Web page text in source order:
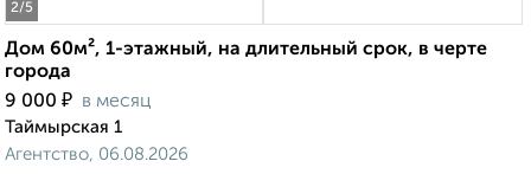
2/5
Дом 60м², 1-этажный, на длительный срок, в черте
города
9 000 ₽ в месяц
Таймырская 1
Агентство, 06.08.2026